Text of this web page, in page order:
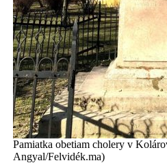
Pamiatka obetiam cholery v
Angyal/Felvidék.ma)